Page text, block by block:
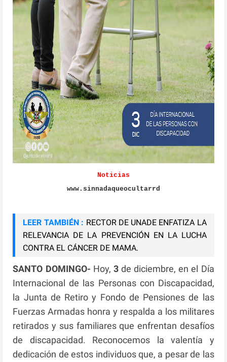
Noticias
www.sinnadaqueocultarrd
LEER TAMBIÉN : RECTOR DE UNADE ENFATIZA LA
RELEVANCIA DE LA PREVENCIÓN EN LA LUCHA
CONTRA EL CÁNCER DE MAMA.
SANTO DOMINGO- Hoy, 3de diciembre, en el Día
Internacional de las Personas con Discapacidad,
la Junta de Retiro y Fondo de Pensiones de las
Fuerzas Armadas honra y respalda a los militares
retirados y sus familiares que enfrentan desafíos
de discapacidad. Reconocemos la valentía y
dedicación de estos individuos que, a pesar de las